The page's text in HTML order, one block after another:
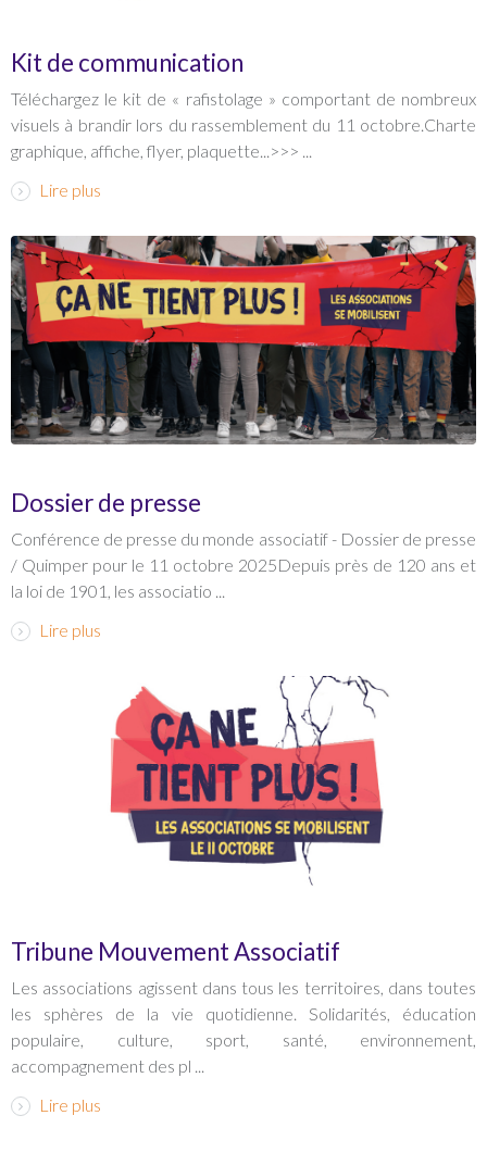
Kit de communication
Téléchargez le kit de « rafistolage » comportant de nombreux
visuels à brandir lors du rassemblement du 11 octobre.Charte
graphique, affiche, flyer, plaquette...>>> ...
Lire plus
Dossier de presse
Conférence de presse du monde associatif - Dossier de presse
/ Quimper pour le 11 octobre 2025Depuis près de 120 ans et
la loi de 1901, les associatio ...
Lire plus
Tribune Mouvement Associatif
Les associations agissent dans tous les territoires, dans toutes
les sphères de la vie quotidienne. Solidarités, éducation
populaire, culture, sport, santé, environnement,
accompagnement des pl ...
Lire plus